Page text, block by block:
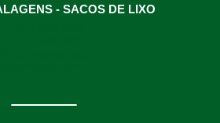
- SACOS DE LIXO